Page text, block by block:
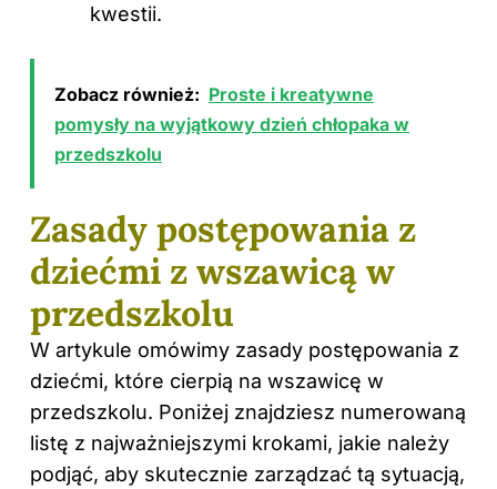
kwestii.
Zobacz również: Proste i kreatywne
pomysły na wyjątkowy dzień chłopaka w
przedszkolu
Zasady postępowania z
dziećmi z wszawicą w
przedszkolu
W artykule omówimy zasady postępowania z
dziećmi, które cierpią na wszawicę w
przedszkolu. Poniżej znajdziesz numerowaną
listę z najważniejszymi krokami, jakie należy
podjąć, aby skutecznie zarządzać tą sytuacją,